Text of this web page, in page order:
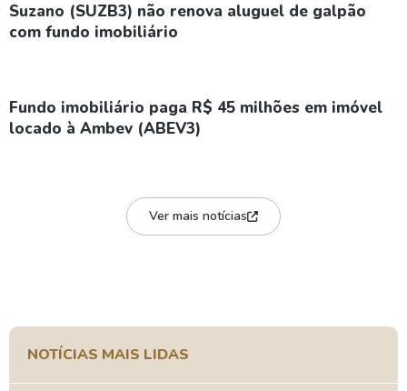
Suzano (SUZB3) não renova aluguel de galpão
com fundo imobiliário
Fundo imobiliário paga R$ 45 milhões em imóvel
locado à Ambev (ABEV3)
Ver mais notícias
NOTÍCIAS MAIS LIDAS